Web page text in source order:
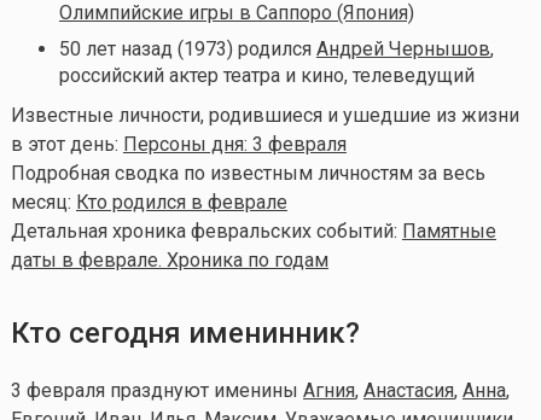
Олимпийские игры в Саппоро (Япония)
50 лет назад (1973) родился Андрей Чернышов,
российский актер театра и кино, телеведущий
Известные личности, родившиеся и ушедшие из жизни
в этот день: Персоны дня: 3 февраля
Подробная сводка по известным личностям за весь
месяц: Кто родился в феврале
Детальная хроника февральских событий: Памятные
даты в феврале. Хроника по годам
Кто сегодня именинник?
3 февраля празднуют именины Агния, Анастасия, Анна,